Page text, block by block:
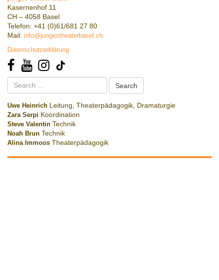
Kasernenhof 11
CH – 4058 Basel
Telefon: +41 (0)61/681 27 80
Mail: info@jungestheaterbasel.ch
Datenschutzerklärung
Search
for:
Uwe Heinrich Leitung, Theaterpädagogik, Dramaturgie
Zara Serpi Koordination
Steve Valentin Technik
Noah Brun Technik
Alina Immoos Theaterpädagogik